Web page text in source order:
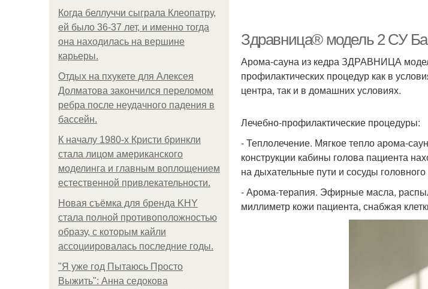
Когда беллуччи сыграла Клеопатру,
ей было 36-37 лет, и именно тогда
она находилась на вершине
карьеры.
Отдых на пхукете для Алексея
Долматова закончился переломом
ребра после неудачного падения в
бассейн.
К началу 1980-х Кристи бринкли
стала лицом американского
моделинга и главным воплощением
естественной привлекательности.
Новая съёмка для бренда KHY
стала полной противоположностью
образу, с которым кайли
ассоциировалась последние годы.
"Я уже год Пытаюсь Просто
Выжить": Анна седокова
Здравница® модель 2 СУ
Арома-сауна из кедра ЗДРАВНИЦА
профилактических процедур как в
центра, так и в домашних условиях.
Лечебно-профилактические процедуры:
- Теплолечение. Мягкое тепло арома-
конструкции кабины голова пациента
на дыхательные пути и сосуды
- Арома-терапия. Эфирные масла,
миллиметр кожи пациента, снабжая